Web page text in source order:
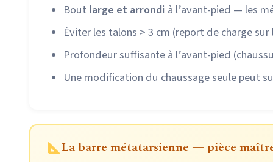
Bout large et arrondi à l’avant-pied — les
Éviter les talons > 3 cm (report de charge
Profondeur suffisante à l’avant-pied
Une modification du chaussage seule peut
La barre métatarsienne — pièce